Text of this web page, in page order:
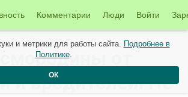
Комментарии Люди Войти
от 27 апреля
от
и вредителей! Не
и метрики для работы сайта. Подробнее в
Политике.
ОК